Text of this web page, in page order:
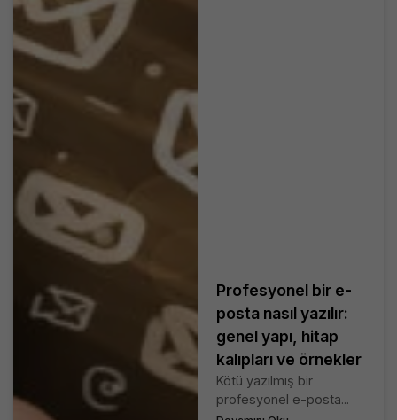
Profesyonel bir e-
posta nasıl yazılır:
genel yapı, hitap
kalıpları ve örnekler
Kötü yazılmış bir
profesyonel e-posta...